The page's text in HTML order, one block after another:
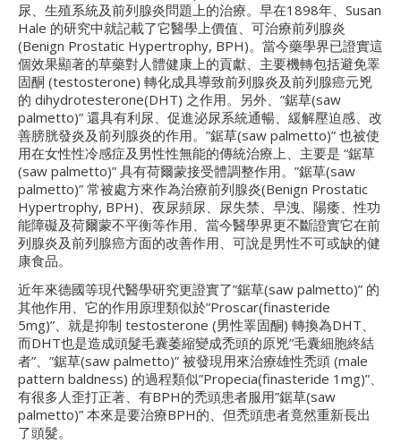
尿、生殖系統及前列腺炎問題上的治療。早在1898年、Susan
Hale 的研究中就記載了它醫學上價值、可治療前列腺炎
(Benign Prostatic Hypertrophy, BPH)。當今藥學界已證實這
個效果顯著的草藥對人體健康上的貢獻、主要機轉包括避免睪
固酮 (testosterone) 轉化成具導致前列腺炎及前列腺癌元兇
的 dihydrotesterone(DHT) 之作用。另外、”鋸草(saw
palmetto)” 還具有利尿、促進泌尿系統通暢、緩解壓迫感、改
善膀胱發炎及前列腺炎的作用。”鋸草(saw palmetto)” 也被使
用在女性性冷感症及男性性無能的傳統治療上、主要是 “鋸草
(saw palmetto)” 具有荷爾蒙接受體調整作用。”鋸草(saw
palmetto)” 常被處方來作為治療前列腺炎(Benign Prostatic
Hypertrophy, BPH)、夜尿頻尿、尿失禁、早洩、陽痿、性功
能障礙及荷爾蒙不平衡等作用、當今醫學界更不斷證實它在前
列腺炎及前列腺癌方面的改善作用、可說是男性不可或缺的健
康食品。
近年來德國等現代醫學研究更證實了”鋸草(saw palmetto)” 的
其他作用、它的作用原理類似於”Proscar(finasteride
5mg)”、就是抑制 testosterone (男性睪固酮) 轉換為DHT、
而DHT也是造成頭髮毛囊萎縮變成禿頭的原兇”毛囊細胞終結
者”、”鋸草(saw palmetto)” 被發現用來治療雄性禿頭 (male
pattern baldness) 的過程類似”Propecia(finasteride 1mg)”、
有很多人歪打正著、有BPH的禿頭患者服用”鋸草(saw
palmetto)” 本來是要治療BPH的、但禿頭患者竟然重新長出
了頭髮。